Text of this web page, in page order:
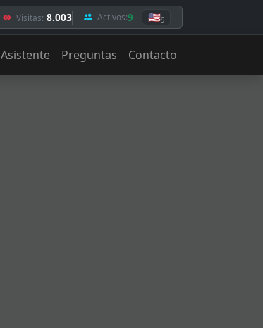
Visitas: 8.003 Activos:9 🇺🇸9
Asistente Preguntas Contacto